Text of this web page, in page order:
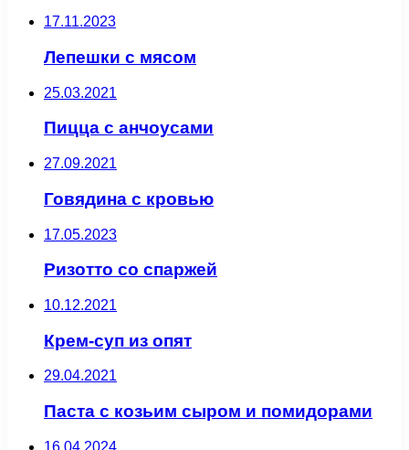
17.11.2023
Лепешки с мясом
25.03.2021
Пицца с анчоусами
27.09.2021
Говядина с кровью
17.05.2023
Ризотто со спаржей
10.12.2021
Крем-суп из опят
29.04.2021
Паста с козьим сыром и помидорами
16.04.2024